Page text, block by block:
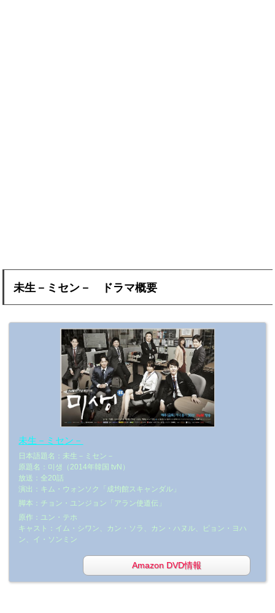
未生－ミセン－ ドラマ概要
未生－ミセン－
日本語題名：未生－ミセン－
原題名：미생（2014年韓国 tvN）
放送：全20話
演出：キム・ウォンソク「成均館スキャンダル」
脚本：チョン・ユンジョン「アラン使道伝」
原作：ユン・テホ
キャスト：イム・シワン、カン・ソラ、カン・ハヌル、ピョン・ヨハ
ン、イ・ソンミン
Amazon DVD情報